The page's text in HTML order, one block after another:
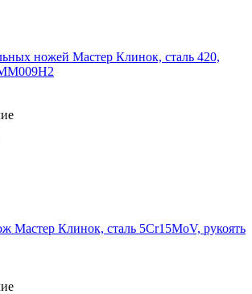
ножей Мастер Клинок, сталь 420,
Мастер Клинок, сталь 5Cr15MoV, рукоять